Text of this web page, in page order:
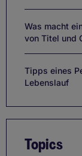
Was macht
von Titel und
Tipps eines
Lebenslauf
Topics